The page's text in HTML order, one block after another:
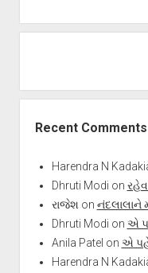
Recent Comments
Harendra N
Dhruti Modi on
રાજેશ on નંદલાલાને
Dhruti Modi on એ
Anila Patel on એ
Harendra N